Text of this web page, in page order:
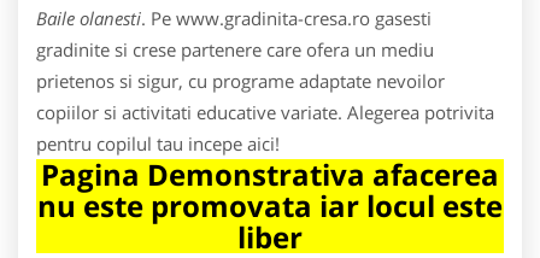
Baile olanesti. Pe www.gradinita-cresa.ro gasesti
gradinite si crese partenere care ofera un mediu
prietenos si sigur, cu programe adaptate nevoilor
copiilor si activitati educative variate. Alegerea potrivita
pentru copilul tau incepe aici!
Pagina Demonstrativa afacerea
nu este promovata iar locul este
liber